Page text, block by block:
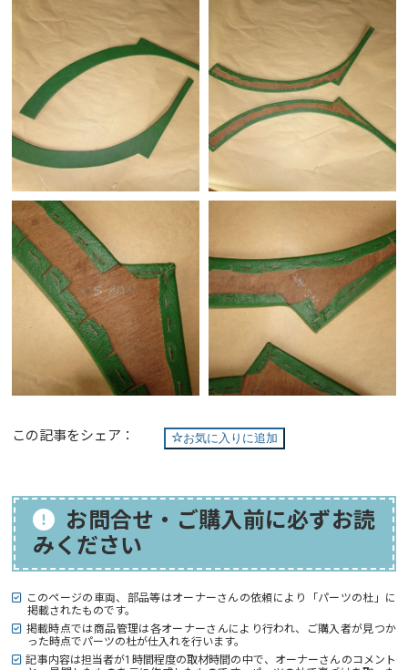
お気に入りに追加
この記事をシェア：
お問合せ・ご購入前に必ずお読
みください
このページの車両、部品等はオーナーさんの依頼により「パーツの杜」に
掲載されたものです。
掲載時点では商品管理は各オーナーさんにより行われ、ご購入者が見つか
った時点でパーツの杜が仕入れを行います。
記事内容は担当者が1時間程度の取材時間の中で、オーナーさんのコメント